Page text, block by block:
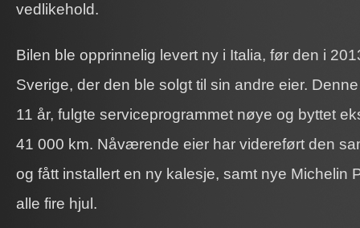
vedlikehold.
Bilen ble opprinnelig levert ny i Italia, før den i
Sverige, der den ble solgt til sin andre eier.
11 år, fulgte serviceprogrammet nøye og byttet
41 000 km. Nåværende eier har videreført den
og fått installert en ny kalesje, samt nye Michelin
alle fire hjul.